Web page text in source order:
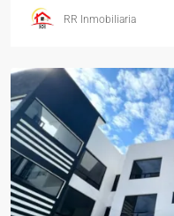
RR Inmobiliaria